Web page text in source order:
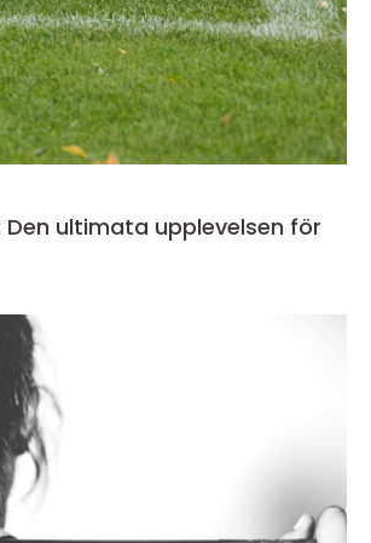
Den ultimata upplevelsen för